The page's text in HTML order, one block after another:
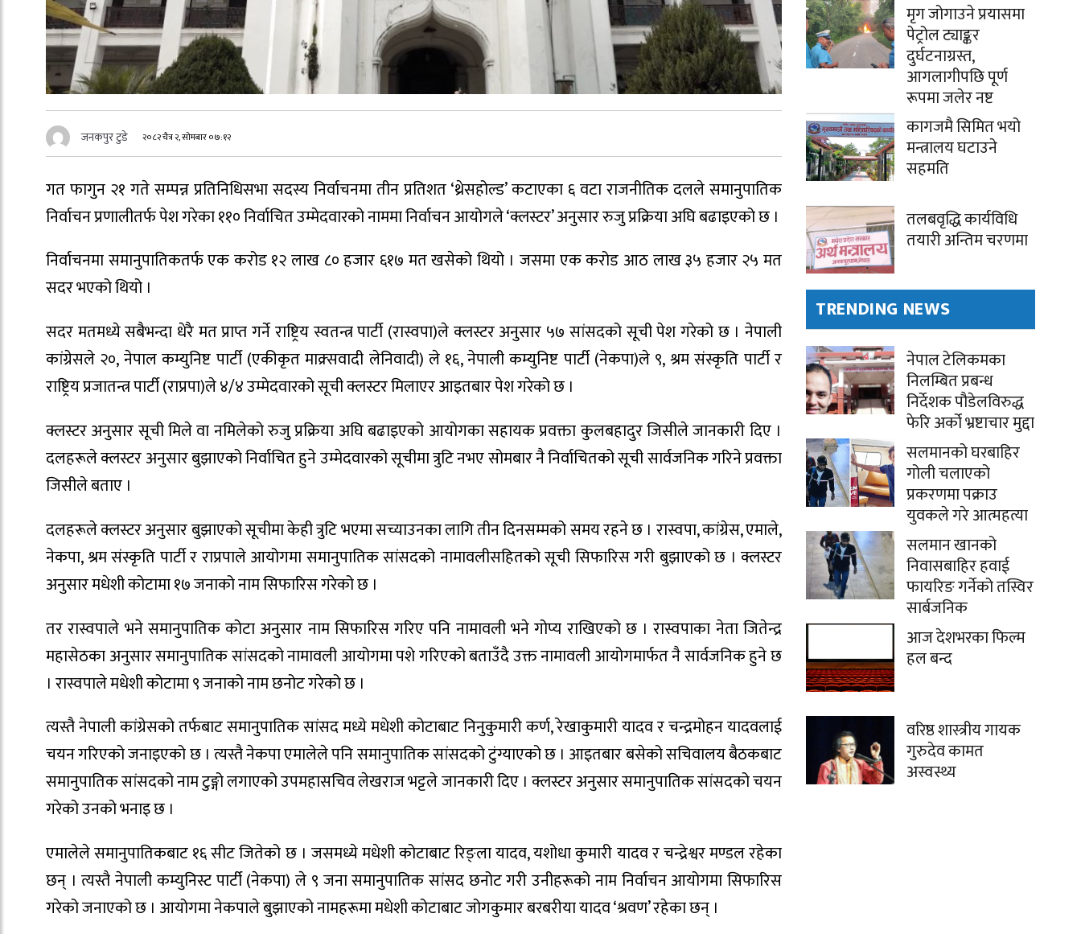
जनकपुर टुडे २०८२ चैत्र २, सोमबार ०७:१२
गत फागुन २१ गते सम्पन्न प्रतिनिधिसभा सदस्य निर्वाचनमा तीन प्रतिशत ‘थ्रेसहोल्ड’ कटाएका ६ वटा राजनीतिक दलले समानुपातिक
निर्वाचन प्रणालीतर्फ पेश गरेका ११० निर्वाचित उम्मेदवारको नाममा निर्वाचन आयोगले ‘क्लस्टर’ अनुसार रुजु प्रक्रिया अघि बढाइएको छ ।
निर्वाचनमा समानुपातिकतर्फ एक करोड १२ लाख ८० हजार ६१७ मत खसेको थियो । जसमा एक करोड आठ लाख ३५ हजार २५ मत
सदर भएको थियो ।
सदर मतमध्ये सबैभन्दा धेरै मत प्राप्त गर्ने राष्ट्रिय स्वतन्त्र पार्टी (रास्वपा)ले क्लस्टर अनुसार ५७ सांसदको सूची पेश गरेको छ । नेपाली
कांग्रेसले २०, नेपाल कम्युनिष्ट पार्टी (एकीकृत माक्र्सवादी लेनिवादी) ले १६, नेपाली कम्युनिष्ट पार्टी (नेकपा)ले ९, श्रम संस्कृति पार्टी र
राष्ट्रिय प्रजातन्त्र पार्टी (राप्रपा)ले ४/४ उम्मेदवारको सूची क्लस्टर मिलाएर आइतबार पेश गरेको छ ।
क्लस्टर अनुसार सूची मिले वा नमिलेको रुजु प्रक्रिया अघि बढाइएको आयोगका सहायक प्रवक्ता कुलबहादुर जिसीले जानकारी दिए ।
दलहरूले क्लस्टर अनुसार बुझाएको निर्वाचित हुने उम्मेदवारको सूचीमा त्रुटि नभए सोमबार नै निर्वाचितको सूची सार्वजनिक गरिने प्रवक्ता
जिसीले बताए ।
दलहरूले क्लस्टर अनुसार बुझाएको सूचीमा केही त्रुटि भएमा सच्याउनका लागि तीन दिनसम्मको समय रहने छ । रास्वपा, कांग्रेस, एमाले,
नेकपा, श्रम संस्कृति पार्टी र राप्रपाले आयोगमा समानुपातिक सांसदको नामावलीसहितको सूची सिफारिस गरी बुझाएको छ । क्लस्टर
अनुसार मधेशी कोटामा १७ जनाको नाम सिफारिस गरेको छ ।
तर रास्वपाले भने समानुपातिक कोटा अनुसार नाम सिफारिस गरिए पनि नामावली भने गोप्य राखिएको छ । रास्वपाका नेता जितेन्द्र
महासेठका अनुसार समानुपातिक सांसदको नामावली आयोगमा पशे गरिएको बताउँदै उक्त नामावली आयोगमार्फत नै सार्वजनिक हुने छ
। रास्वपाले मधेशी कोटामा ९ जनाको नाम छनोट गरेको छ ।
त्यस्तै नेपाली कांग्रेसको तर्फबाट समानुपातिक सांसद मध्ये मधेशी कोटाबाट निनुकुमारी कर्ण, रेखाकुमारी यादव र चन्द्रमोहन यादवलाई
चयन गरिएको जनाइएको छ । त्यस्तै नेकपा एमालेले पनि समानुपातिक सांसदको टुंग्याएको छ । आइतबार बसेको सचिवालय बैठकबाट
समानुपातिक सांसदको नाम टुङ्गो लगाएको उपमहासचिव लेखराज भट्टले जानकारी दिए । क्लस्टर अनुसार समानुपातिक सांसदको चयन
गरेको उनको भनाइ छ ।
एमालेले समानुपातिकबाट १६ सीट जितेको छ । जसमध्ये मधेशी कोटाबाट रिङ्ला यादव, यशोधा कुमारी यादव र चन्द्रेश्वर मण्डल रहेका
छन् । त्यस्तै नेपाली कम्युनिस्ट पार्टी (नेकपा) ले ९ जना समानुपातिक सांसद छनोट गरी उनीहरूको नाम निर्वाचन आयोगमा सिफारिस
गरेको जनाएको छ । आयोगमा नेकपाले बुझाएको नामहरूमा मधेशी कोटाबाट जोगकुमार बरबरीया यादव ‘श्रवण’ रहेका छन् ।
मृग जोगाउने प्रयासमा
पेट्रोल ट्याङ्कर
दुर्घटनाग्रस्त,
आगलागीपछि पूर्ण
रूपमा जलेर नष्ट
कागजमै सिमित भयो
मन्त्रालय घटाउने
सहमति
तलबवृद्धि कार्यविधि
तयारी अन्तिम चरणमा
TRENDING NEWS
नेपाल टेलिकमका
निलम्बित प्रबन्ध
निर्देशक पौडेलविरुद्ध
फेरि अर्को भ्रष्टाचार मुद्दा
सलमानको घरबाहिर
गोली चलाएको
प्रकरणमा पक्राउ
युवकले गरे आत्महत्या
सलमान खानको
निवासबाहिर हवाई
फायरिङ गर्नेको तस्विर
सार्बजनिक
आज देशभरका फिल्म
हल बन्द
वरिष्ठ शास्त्रीय गायक
गुरुदेव कामत
अस्वस्थ्य